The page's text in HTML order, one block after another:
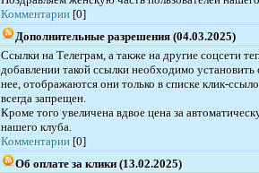
Комментарии [0]
Дополнительные разрешения (04.03.2025)
Ссылки на Телеграм, а также на другие соцсети
добавлении такой ссылки необходимо
нее, отображаются они только в списке клик-
всегда запрещен.
Кроме того увеличена вдвое цена за
нашего клуба.
Комментарии [0]
Об оплате за клики (13.02.2025)